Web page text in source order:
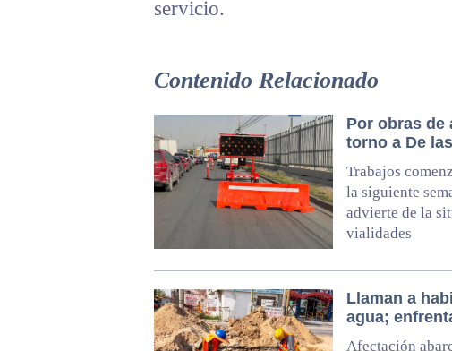
servicio.
Contenido Relacionado
Por obras de
torno a De
Trabajos
la siguiente
advierte de la
vialidades
Llaman a
agua;
Afectación